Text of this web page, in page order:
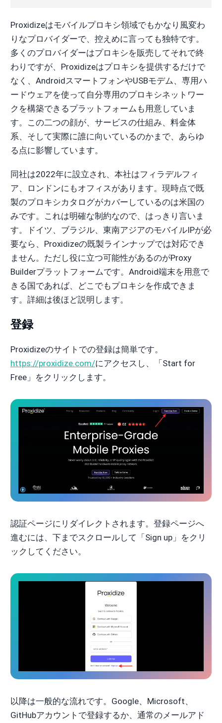
Proxidizeはモバイルプロキシ領域でもかなり風変わ
りなプロバイダーで、控えめに言っても独特です。
多くのプロバイダーはプロキシを販売してそれで終
わりですが、Proxidizeはプロキシを提供するだけで
なく、AndroidスマートフォンやUSBモデム、専用ハ
ードウェアを使って自分専用のプロキシネットワー
クを構築できるプラットフォームも用意していま
す。この二つの顔が、サービスの仕組み、料金体
系、そして実際に誰に向いているのかまで、あらゆ
る点に影響しています。
同社は2022年に設立され、本社はフィラデルフィ
ア、ロンドンにもオフィスがあります。現時点で既
製のプロキシカタログがカバーしているのは米国の
みです。これは明確な制約なので、はっきり言いま
す。ドイツ、ブラジル、東南アジアのモバイルIPが必
要なら、Proxidizeの既製ラインナップでは対応でき
ません。ただし役に立つ可能性があるのがProxy
Builderプラットフォームです。Android端末を用意で
きる国であれば、どこでもプロキシを作成できま
す。詳細は後ほど説明します。
登録
Proxidizeのサイトでの登録は簡単です。
https://proxidize.com/にアクセスし、「Start for
Free」をクリックします。
認証ページにリダイレクトされます。登録ページへ
進むには、下までスクロールして「Sign up」をクリ
ックしてください。
以降は一般的な流れです。Google、Microsoft、
GitHubアカウントで登録するか、通常のメールアド